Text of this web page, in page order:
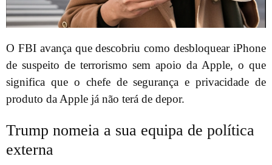
O FBI avança que descobriu como desbloquear iPhone
de suspeito de terrorismo sem apoio da Apple, o que
significa que o chefe de segurança e privacidade de
produto da Apple já não terá de depor.
Trump nomeia a sua equipa de política
externa